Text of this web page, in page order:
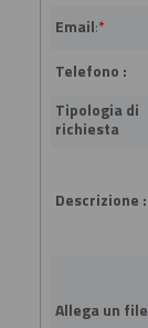
Email:*
Telefono :
Tipologia di
richiesta
Descrizione :
Allega un